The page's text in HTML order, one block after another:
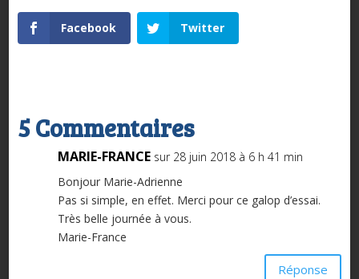
Facebook Twitter
5 Commentaires
MARIE-FRANCE sur 28 juin 2018 à 6 h 41 min
Bonjour Marie-Adrienne
Pas si simple, en effet. Merci pour ce galop d’essai.
Très belle journée à vous.
Marie-France
Réponse